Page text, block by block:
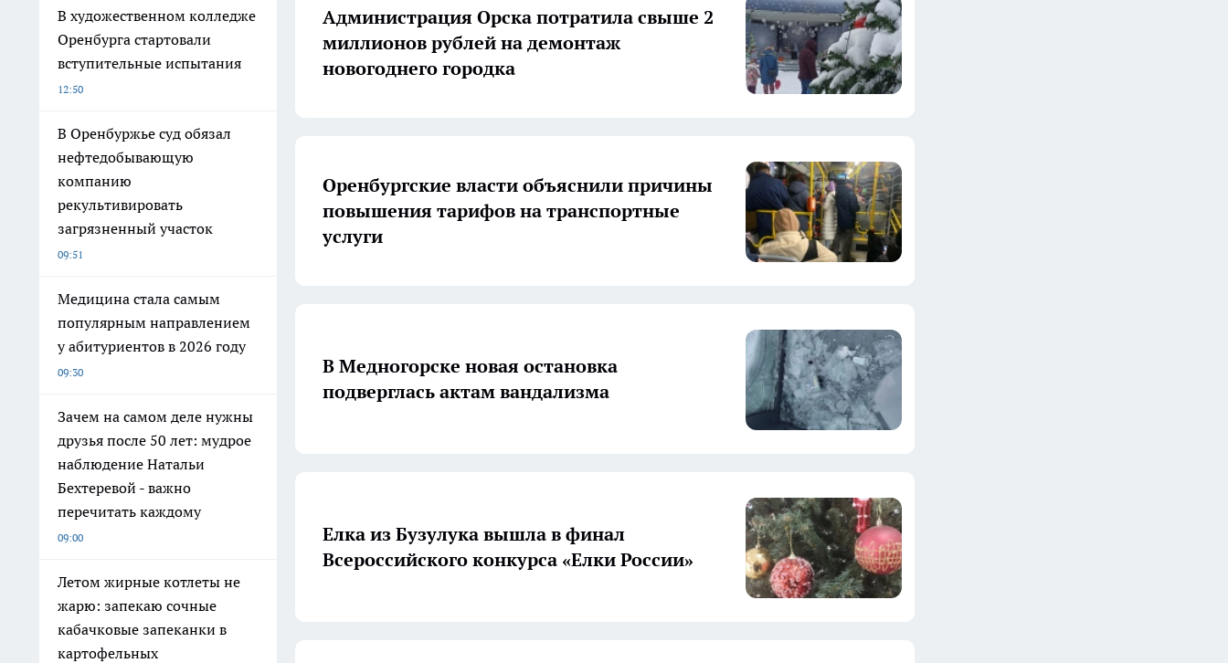
В художественном колледже
Оренбурга стартовали
вступительные испытания
12:50
В Оренбуржье суд обязал
нефтедобывающую
компанию
рекультивировать
загрязненный участок
09:51
Медицина стала самым
популярным направлением
у абитуриентов в 2026 году
09:30
Зачем на самом деле нужны
друзья после 50 лет: мудрое
наблюдение Натальи
Бехтеревой - важно
перечитать каждому
09:00
Летом жирные котлеты не
жарю: запекаю сочные
кабачковые запеканки в
картофельных
Администрация Орска потратила свыше 2
миллионов рублей на демонтаж
новогоднего городка
Оренбургские власти объяснили причины
повышения тарифов на транспортные
услуги
В Медногорске новая остановка
подверглась актам вандализма
Елка из Бузулука вышла в финал
Всероссийского конкурса «Елки России»